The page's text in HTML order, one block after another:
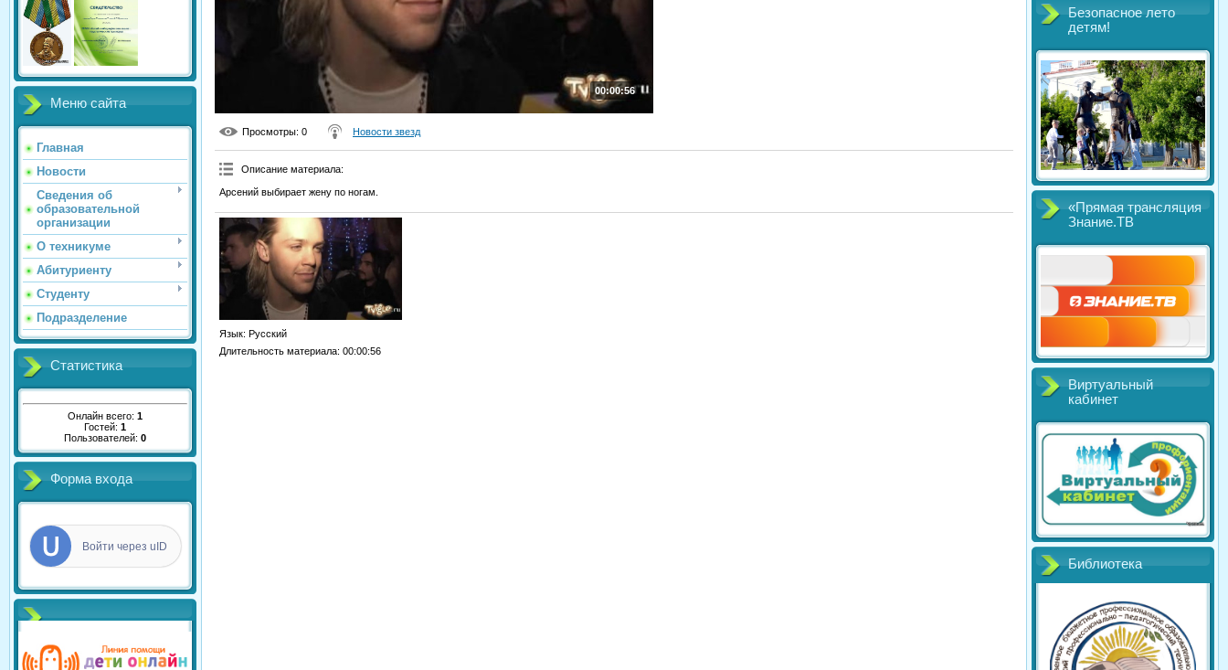
Меню сайта
Главная
Новости
Сведения об
образовательной
организации
О техникуме
Абитуриенту
Студенту
Подразделение
Статистика
Онлайн всего: 1
Гостей: 1
Пользователей: 0
Форма входа
Войти через uID
00:00:56
Просмотры: 0 Новости звезд
Описание материала:
Арсений выбирает жену по ногам.
Язык: Русский
Длительность материала: 00:00:56
Безопасное лето
детям!
«Прямая трансляция
Знание.ТВ
Виртуальный
кабинет
Библиотека